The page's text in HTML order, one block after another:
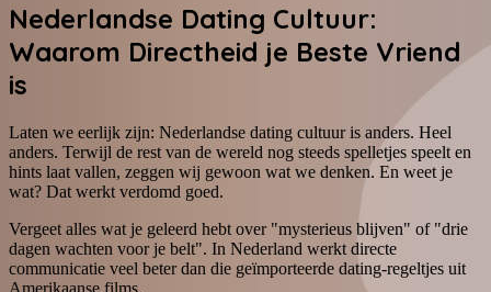
Nederlandse Dating Cultuur:
Waarom Directheid je Beste Vriend
is
Laten we eerlijk zijn: Nederlandse dating cultuur is anders. Heel
anders. Terwijl de rest van de wereld nog steeds spelletjes speelt en
hints laat vallen, zeggen wij gewoon wat we denken. En weet je
wat? Dat werkt verdomd goed.
Vergeet alles wat je geleerd hebt over "mysterieus blijven" of "drie
dagen wachten voor je belt". In Nederland werkt directe
communicatie veel beter dan die geïmporteerde dating-regeltjes uit
Amerikaanse films.